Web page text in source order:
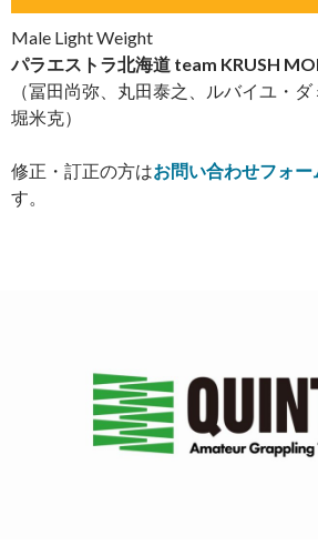
Male Light Weight
パラエストラ北海道 team KRUSH
（冨田尚弥、丸田泰之、ルバイユ・ダ
堀米克）
修正・訂正の方はお問い合わせフォー
す。